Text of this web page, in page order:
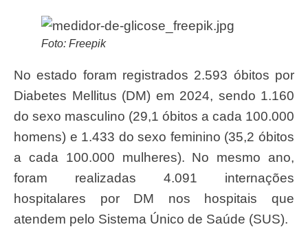
Foto: Freepik
No estado foram registrados 2.593 óbitos por
Diabetes Mellitus (DM) em 2024, sendo 1.160
do sexo masculino (29,1 óbitos a cada 100.000
homens) e 1.433 do sexo feminino (35,2 óbitos
a cada 100.000 mulheres). No mesmo ano,
foram realizadas 4.091 internações
hospitalares por DM nos hospitais que
atendem pelo Sistema Único de Saúde (SUS).